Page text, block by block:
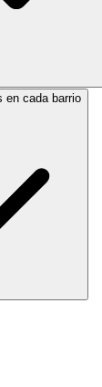
en cada barrio